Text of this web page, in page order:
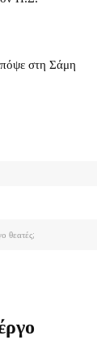
στη Σάμη